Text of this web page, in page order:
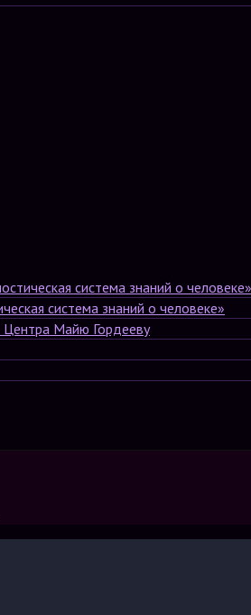
система знаний о человеке»
система знаний о человеке»
Центра Майю Гордееву